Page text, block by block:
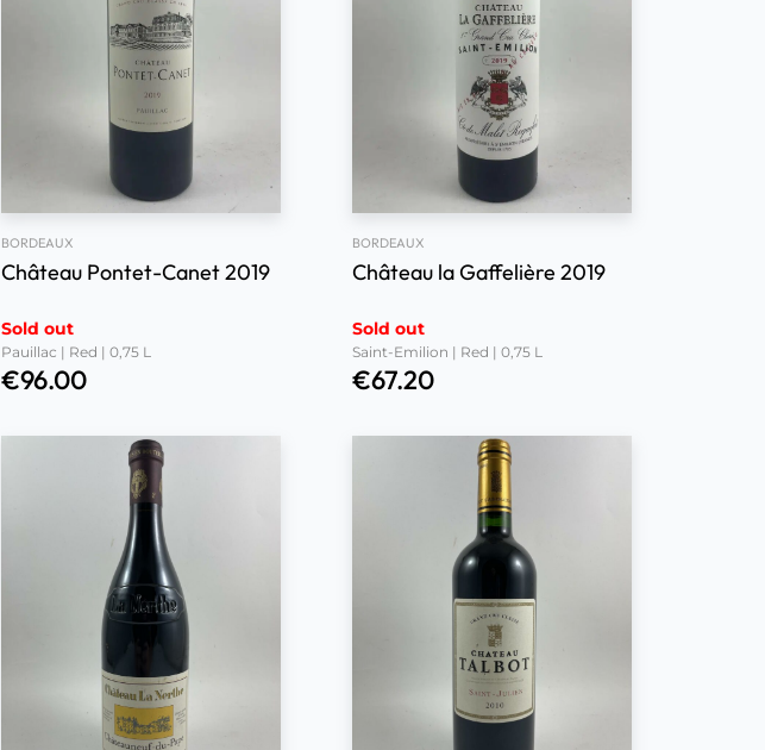
BORDEAUX
Château Pontet-Canet 2019
Sold out
Pauillac | Red | 0,75 L
€96.00
BORDEAUX
Château la Gaffelière 2019
Sold out
Saint-Emilion | Red | 0,75 L
€67.20